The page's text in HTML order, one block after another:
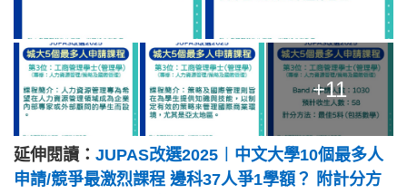
+11
延伸閱讀： JUPAS改選2025︱中文大學10個最多人
申請/競爭最激烈課程 邊科37人爭1學額？ 附計分方